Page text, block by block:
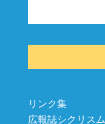
リンク集
広報誌シクリス